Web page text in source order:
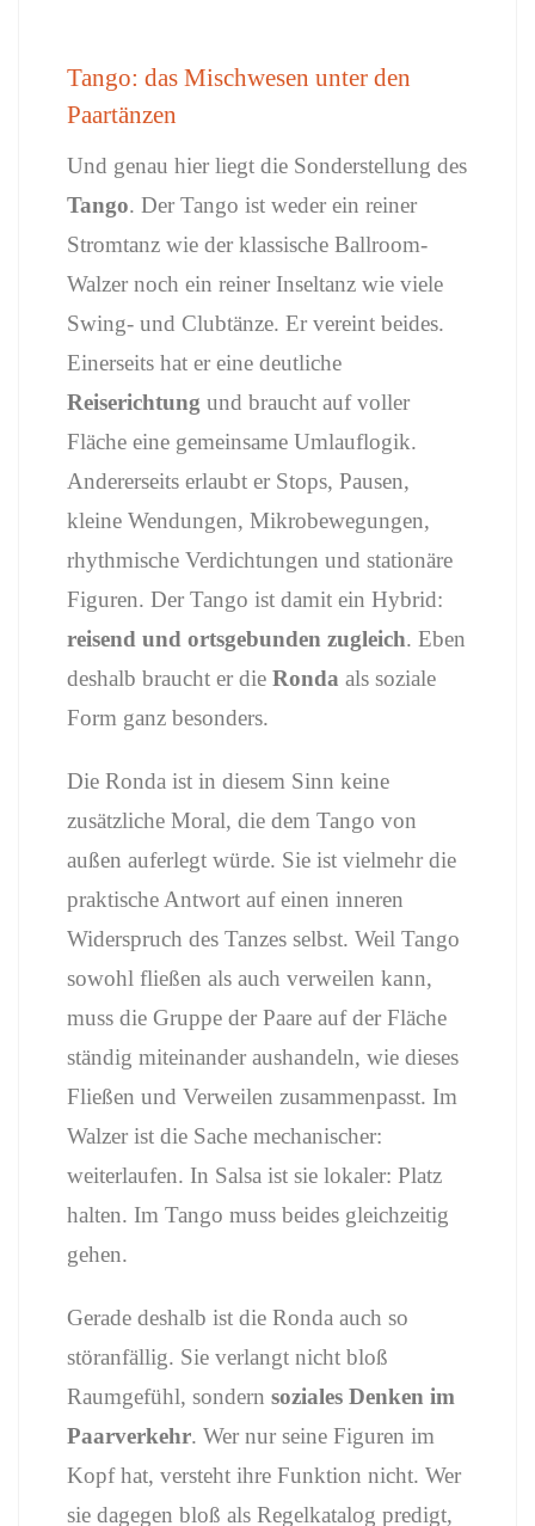
Tango: das Mischwesen unter den
Paartänzen
Und genau hier liegt die Sonderstellung des
Tango. Der Tango ist weder ein reiner
Stromtanz wie der klassische Ballroom-
Walzer noch ein reiner Inseltanz wie viele
Swing- und Clubtänze. Er vereint beides.
Einerseits hat er eine deutliche
Reiserichtung und braucht aufvoller
Fläche eine gemeinsame Umlauflogik.
Andererseits erlaubt er Stops, Pausen,
kleine Wendungen, Mikrobewegungen,
rhythmische Verdichtungen und stationäre
Figuren. Der Tango ist damit ein Hybrid:
reisend und ortsgebunden zugleich. Eben
deshalb braucht er die Ronda als soziale
Form ganz besonders.
Die Ronda ist in diesem Sinn keine
zusätzliche Moral, die dem Tango von
außen auferlegt würde. Sie ist vielmehr die
praktische Antwort aufeinen inneren
Widerspruch des Tanzes selbst. Weil Tango
sowohl fließen als auch verweilen kann,
muss die Gruppe der Paare aufder Fläche
ständig miteinander aushandeln, wie dieses
Fließen und Verweilen zusammenpasst. Im
Walzer ist die Sache mechanischer:
weiterlaufen. In Salsa ist sie lokaler: Platz
halten. Im Tango muss beides gleichzeitig
gehen.
Gerade deshalb ist die Ronda auch so
störanfällig. Sie verlangt nicht bloß
Raumgefühl, sondern soziales Denken im
Paarverkehr. Wer nur seine Figuren im
Kopfhat, versteht ihre Funktion nicht. Wer
sie dagegen bloß als Regelkatalog predigt,